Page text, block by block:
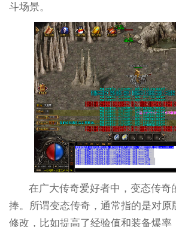
斗场景。
在广大传奇爱好者中，变态传奇
捧。所谓变态传奇，通常指的是对原
修改，比如提高了经验值和装备爆率